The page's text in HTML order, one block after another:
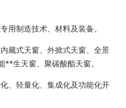
用制造技术、材料及装备。
藏式天窗、外掀式天窗、全景
**生天窗、聚碳酸酯天窗。
、轻量化、集成化及功能化开